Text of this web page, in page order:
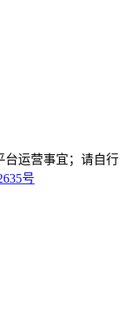
台运营事宜；请自行
号